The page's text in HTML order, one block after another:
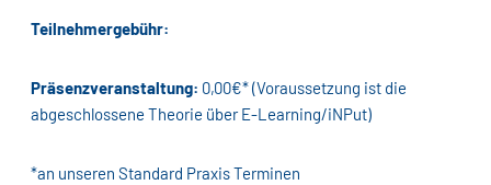
Teilnehmergebühr:
Präsenzveranstaltung: 0,00€* (Voraussetzung ist die
abgeschlossene Theorie über E-Learning/iNPut)
*an unseren Standard Praxis Terminen